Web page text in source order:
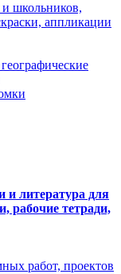
и школьников,
аппликации
и литература для
рабочие тетради,
работ, проектов